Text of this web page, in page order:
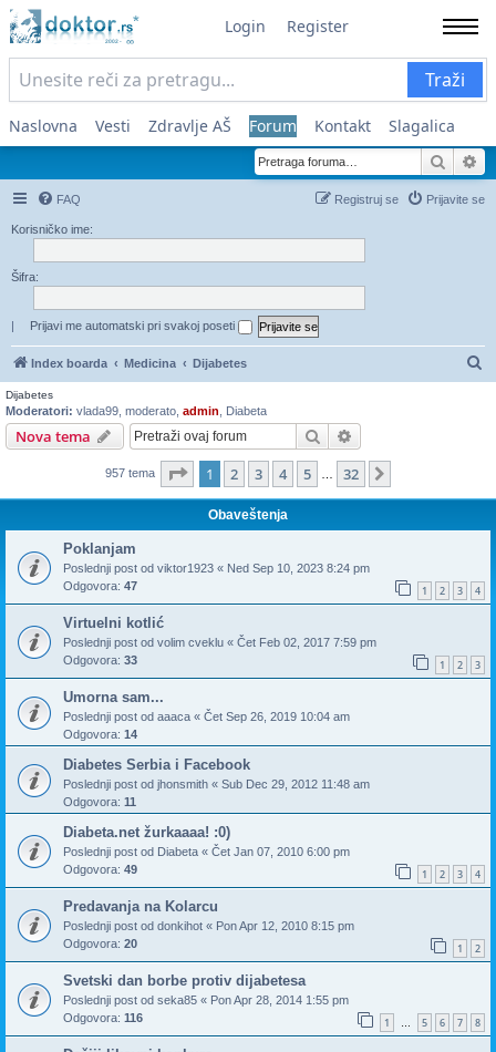
Login Register
Traži
Naslovna Vesti Zdravlje AŠ Forum Kontakt Slagalica
FAQ Prijavite se
Registruj se
Korisničko ime:
Šifra:
| Prijavi me automatski pri svakoj poseti
Index boarda Medicina Dijabetes
Dijabetes
Moderatori: vlada99 moderato admin Diabeta
Nova tema Pretraga
957 tema Stranica 1od32
1 2 3 4 5 32
Obaveštenja
Poklanjam
Poslednji post od viktor1923 « Ned Sep 10, 2023 8:24 pm
Odgovora: 47 1 2 3 4
Virtuelni kotlić
Poslednji post od volim cveklu « Čet Feb 02, 2017 7:59 pm
Odgovora: 33 1 2 3
Umorna sam...
Poslednji post od aaaca « Čet Sep 26, 2019 10:04 am
Odgovora: 14
Diabetes Serbia i Facebook
Poslednji post od jhonsmith « Sub Dec 29, 2012 11:48 am
Odgovora: 11
Diabeta.net žurkaaaa! :0)
Poslednji post od Diabeta « Čet Jan 07, 2010 6:00 pm
Odgovora: 49 1 2 3 4
Predavanja na Kolarcu
Poslednji post od donkihot « Pon Apr 12, 2010 8:15 pm
Odgovora: 20 1 2
Svetski dan borbe protiv dijabetesa
Poslednji post od seka85 « Pon Apr 28, 2014 1:55 pm
Odgovora: 116 1 5 6 7 8